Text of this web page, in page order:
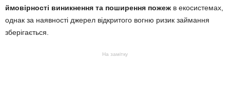
ймовірності виникнення та поширення пожеж в екосистемах,
однак за наявності джерел відкритого вогню ризик займання
зберігається.
На замітку